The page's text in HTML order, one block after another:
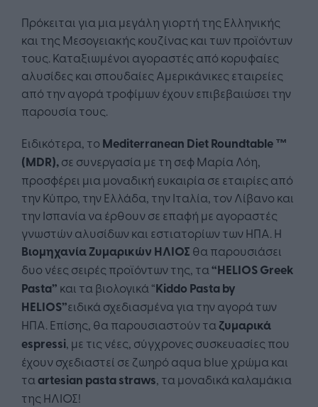
Πρόκειται για μια μεγάλη γιορτή της Ελληνικής
και της Μεσογειακής κουζίνας και των προϊόντων
τους. Καταξιωμένοι αγοραστές από κορυφαίες
αλυσίδες και σπουδαίες Αμερικάνικες εταιρείες
από την αγορά τροφίμων έχουν επιβεβαιώσει την
παρουσία τους.
Ειδικότερα, το Mediterranean Diet Roundtable ™
(MDR),σε συνεργασία με τη σεφ Μαρία Λόη,
προσφέρει μια μοναδική ευκαιρία σε εταιρίες από
την Κύπρο, την Ελλάδα, την Ιταλία, τον Λίβανο και
την Ισπανία να έρθουν σε επαφή με αγοραστές
γνωστών αλυσίδων και εστιατορίων των ΗΠΑ. Η
Βιομηχανία Ζυμαρικών ΗΛΙΟΣ θα παρουσιάσει
δυο νέες σειρές προϊόντων της, τα“HELIOSGreek
Pasta” και τα βιολογικά “Kiddo Pastaby
HELIOS”ειδικά σχεδιασμένα για την αγορά των
ΗΠΑ. Επίσης, θα παρουσιαστούν ταζυμαρικά
espressi, με τις νέες, σύγχρονες συσκευασίες που
έχουν σχεδιαστεί σε ζωηρό aqua blue χρώμα και
ταartesian pastastraws, τα μοναδικά καλαμάκια
της ΗΛΙΟΣ!